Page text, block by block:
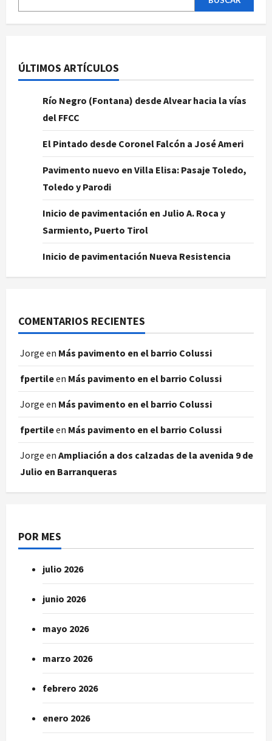
ÚLTIMOS ARTÍCULOS
Río Negro (Fontana) desde Alvear hacia la vías
del FFCC
El Pintado desde Coronel Falcón a José Ameri
Pavimento nuevo en Villa Elisa: Pasaje Toledo,
Toledo y Parodi
Inicio de pavimentación en Julio A. Roca y
Sarmiento, Puerto Tirol
Inicio de pavimentación Nueva Resistencia
COMENTARIOS RECIENTES
Jorge en Más pavimento en el barrio Colussi
fpertileen Más pavimento en el barrio Colussi
Jorge en Más pavimento en el barrio Colussi
fpertileen Más pavimento en el barrio Colussi
Jorge en Ampliación a dos calzadas de la avenida 9 de
Julio en Barranqueras
POR MES
julio 2026
junio 2026
mayo 2026
marzo 2026
febrero 2026
enero 2026